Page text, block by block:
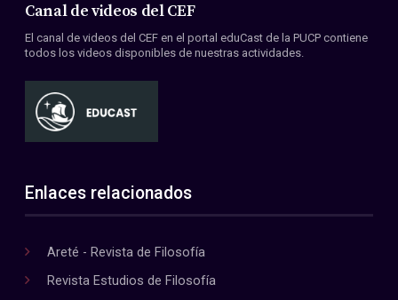
Canal de videos del CEF
El canal de videos del CEF en el portal eduCast de la PUCP contiene
todos los videos disponibles de nuestras actividades.
Enlaces relacionados
Areté - Revista de Filosofía
Revista Estudios de Filosofía